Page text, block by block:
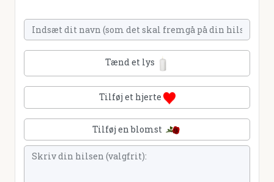
Tænd et lys
Tilføj et hjerte
Tilføj en blomst